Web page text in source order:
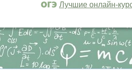
Лучшие онлайн-